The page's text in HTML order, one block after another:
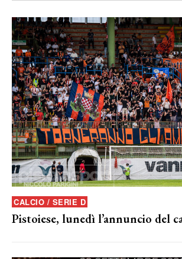
CALCIO / SERIE D
Pistoiese, lunedì l’annuncio del